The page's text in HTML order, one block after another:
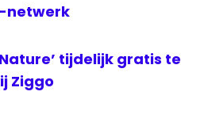
netwerk
Nature’ tijdelijk gratis te
Ziggo